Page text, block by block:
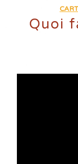
Quoi